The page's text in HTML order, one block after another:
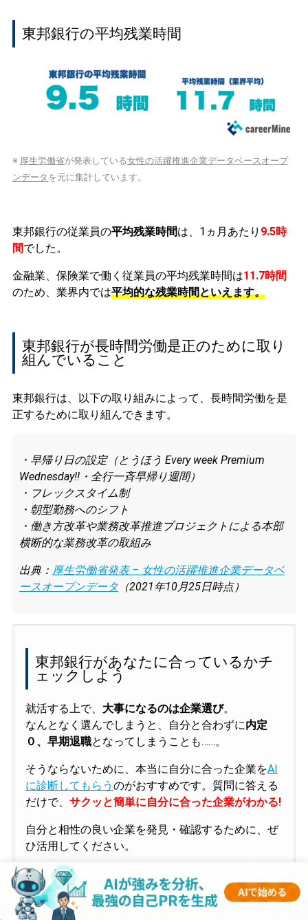
東邦銀行の平均残業時間
※ 厚生労働省が発表している女性の活躍推進企業データベースオープ
ンデータ を元に集計しています。
東邦銀行の従業員の平均残業時間は、1ヵ月あたり 9.5時
間でした。
金融業、保険業で働く従業員の平均残業時間は11.7時間
のため、業界内では平均的な残業時間といえます。
東邦銀行が長時間労働是正のために取り
組んでいること
東邦銀行は、以下の取り組みによって、長時間労働を是
正するために取り組んできます。
・早帰り日の設定（とうほう Every week Premium
Wednesday!!・全行一斉早帰り週間）
・フレックスタイム制
・朝型勤務へのシフト
・働き方改革や業務改革推進プロジェクトによる本部
横断的な業務改革の取組み
出典： 厚生労働省発表 – 女性の活躍推進企業データベ
ースオープンデータ（2021年10月25日時点）
東邦銀行があなたに合っているかチ
ェックしよう
就活する上で、 大事になるのは企業選び。
なんとなく選んでしまうと、自分と合わずに内定
０、早期退職となってしまうことも……。
そうならないために、本当に自分に合った企業をAI
に診断してもらう のがおすすめです。質問に答える
だけで、 サクッと簡単に自分に合った企業がわかる!
自分と相性の良い企業を発見・確認するために、ぜ
ひ活用してください。
東邦銀行が
自分に合っているかチェック！